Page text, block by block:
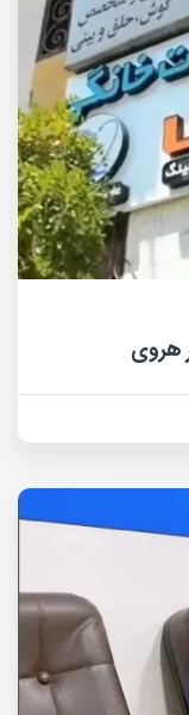
هروی